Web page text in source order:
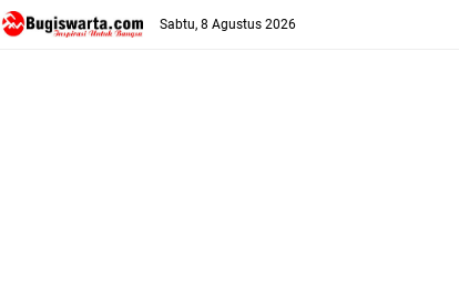
Sabtu, 8 Agustus 2026